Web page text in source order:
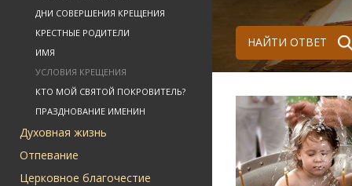
ДНИ СОВЕРШЕНИЯ КРЕЩЕНИЯ
КРЕСТНЫЕ РОДИТЕЛИ
ИМЯ
УСЛОВИЯ КРЕЩЕНИЯ
КТО МОЙ СВЯТОЙ ПОКРОВИТЕЛЬ?
ПРАЗДНОВАНИЕ ИМЕНИН
Духовная жизнь
Отпевание
Церковное благочестие
НАЙТИ ОТВЕТ